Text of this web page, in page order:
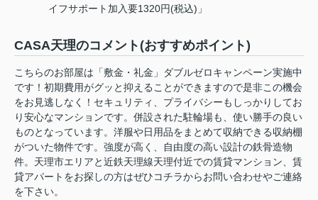
イフサポート加入要1320円(税込)」
CASA天理のコメント(おすすめポイント)
こちらのお部屋は「敷金・礼金」ダブルゼロキャンペーン実施中
です！初期費用がグッと抑えることができますので是非この機会
をお見逃しなく！セキュリティ、プライバシーもしっかりしてお
り安心なマンションです。併設された駐輪場も、使い勝手の良い
ものとなっています。洋服や日用品をまとめて収納できる収納棚
がついた物件です。強度が高く、自由度の高い設計の鉄骨造物
件。天理市エリアと近鉄天理線天理付近での賃貸マンション、賃
貸アパートをお探しの方はぜひコチラからお問い合わせやご連絡
を下さい。